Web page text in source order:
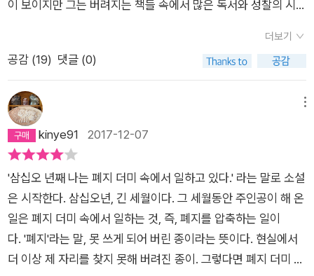
무릎이 불편한 동료들을 보던 '우체국'의 찰스 부코스키가 그려낸
노동, 접시닦이부터 시작해 그날그날 찾아드는 잡일을 하고 공원
그의 노동을 담배 한 개비 후 느껴지는 쓴맛처럼, 조지 오웰이 그
의 노동을 걸인의 너덜거리는 신발 밑창처럼 그렸다면 보후밀 흐
라발은 한 세계의 종말을 담담하게 바라보는 늙은 노동자의 회상
을 더없이 깊은 명상으로 보여준다. 조금의 술 한 잔과 아스라한
모닥불 연기를 쐬고 나면 천천히 다가오는 맑은 새벽. 사라져가
는 것들이 쌓인 새벽, 무리가 아닌 그 속에 스민 한 사람의 몸냄새
가 풍겨오는 밤의 끝. 여행의 끝, 어둠 속의 집을 보면 조용히 안
도감이 든다. 여전히 낱말과 글씨 앞에서 조용해지고 뒷마당의 새
들에게 줄 모이를 사게 된다. 꼬리털을 살짝 스치며 지나가는 고
양이를 보면 고향의 '새첩다'는 말을 떠올리다 그곳 공기를 생각
을 부여하려는 욕구에 의해 조화기 이루어지는’(37) 세상의 원리
며 일하던 화자는 사람의 환영을 보았다. 《성경》과 《도덕경》의
예수와 노자는 각각 ‘미래로의 전진/낙관의 소용돌이’와 ‘근원으
로의 후퇴/출구 없는 원’을 표상한다. 예수는 탄생(나옴), 노자는
죽음(들어감)에 대응하기도 한다. 폐지가 작업장에 도착하여 압
축기로 들어가는 것은 일종의 죽음(노자)이었고, 꾸러미가 되어
나오는 것은 부활(예수)인 셈이었다. 유명 화가의 복제화와 아름
다운 문장이 있는 페이지가 펼쳐진 책이 포개져 압축되면, 폐지
꾸러미는 새로운 생명을 얻었다. 책이 파괴되며 만들어진 꾸러미
는 이제 새로운 예술작품이 되었다. 압축기를 통해 이루어지는 작
업은 아름다움을 창조하는 행위였다. 물성을 지닌 책과 폐지를 맨
시절 그녀에게 닥친 두 번의 시련을 이겨내고 당당하게 자신의 삶
을 주도적으로 이끌고 있었다. 한탸의 곁에는 아무도 남지 않았
다. 돌아가신 어머니, 홀로 고독사로 발견된 외삼촌, 한때 사랑했
을 좋아하는 한 남자의 인생일 거란 예상을 벗어나 인간의 고독에
대해 집중하게 만든다. 30여 년 전에 한탸가 느꼈을 공허와 쓸쓸
한 인생은 머지않아 마주하게 될 우리네 그것과 같아 보였다. 모
든 것은 소멸한다. 하지만 그것을 사랑하고 기억하려는 아름다운
노력은 영원하다. 한탸는 스스로 그것을 증명하고 싶었는지도 모
르겠다.
그냥 올 수가 없었다. 수잔 손택 <은유로서의 질병>과 강유원 <
출판된 강유원의 <철학고전강의>를 사뒀던 터라 드디어 강유원
의 철학, 역사, 인문 고전강의 시리즈 세 권을 나란히 꽂아두고 보
니 흐뭇하기 그지없다. 이 소장욕을 어찌할 것인가! 두고 온 책들
이 안타깝다. 눈에 아른거린다. 집이 넓고 이사를 다니지 않아도
된다면 나는 얼마나 책을 더 사들일까.....강유원 시리즈 완성! ㅋ
<은유로서의 질병>도 꼭 사고 싶었었다.갖고 싶은 책을 이런저
데 이렇게 책을 좋아하는 사람이, 단순히 갖지 못해서가 아니라,
눈앞에서 무수히 많은 책이 사라져가는 것을 지켜봐야만 한다면
그 심정은 어떨까? 날마다 자기 앞에서 분서갱유가 일어난다면?
보후밀 흐라발의 <너무 시끄러운 고독>에 바로 그런 인물이 나
온다. 주인공 한탸는 삼십오 년째 폐지를 압축하는 일을 하고 있
이 보이지만 그는 버려지는 책들 속에서 많은 독서와 성찰의 시간
게 되는 사회 속에서 그는 결국 자신이 사랑하는 자신의 직업을
더 이상 수행하지 못하게 된다.이 소설은 햔타의 시점에서 전개되
한 인간의 삶의 변화, 그리고 인간성과 실존에 대한 고뇌 등이 나
타난다. 햔타는 결국 자신의 세계에 종말을 고하지만 그 속에는
계속해서 사랑과 연민이 흐르고 있다. 짧은 소설 속에 흐르는 거
공감된다. 정말이지 좋은 소설.
더보기
공감 (19) 댓글 (0)
kinye91 2017-12-07
'삼십오 년째 나는 폐지 더미 속에서 일하고 있다.' 라는 말로 소설
은 시작한다. 삼십오년, 긴 세월이다. 그 세월동안 주인공이 해 온
일은 폐지 더미 속에서 일하는 것, 즉, 폐지를 압축하는 일이
다. '폐지'라는 말, 못 쓰게 되어 버린 종이라는 뜻이다. 현실에서
더 이상 제 자리를 찾지 못해 버려진 종이. 그렇다면 폐지 더미 속